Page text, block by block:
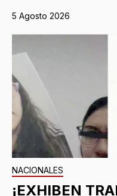
5 Agosto 2026
NACIONALES
¡EXHIBEN